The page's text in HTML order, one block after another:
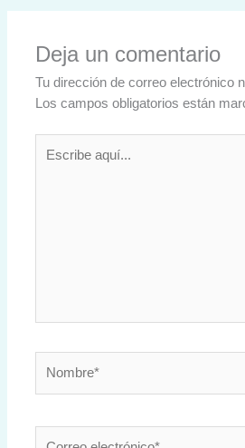
Deja un comentario
Tu dirección de correo electrónico
Los campos obligatorios están
aquí...